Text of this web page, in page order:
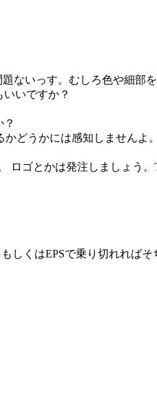
いっす。むしろ色や細部
いですか？
どうかには感知しませんよ。
ゴとかは発注しましょう。
はEPSで乗り切れればそ